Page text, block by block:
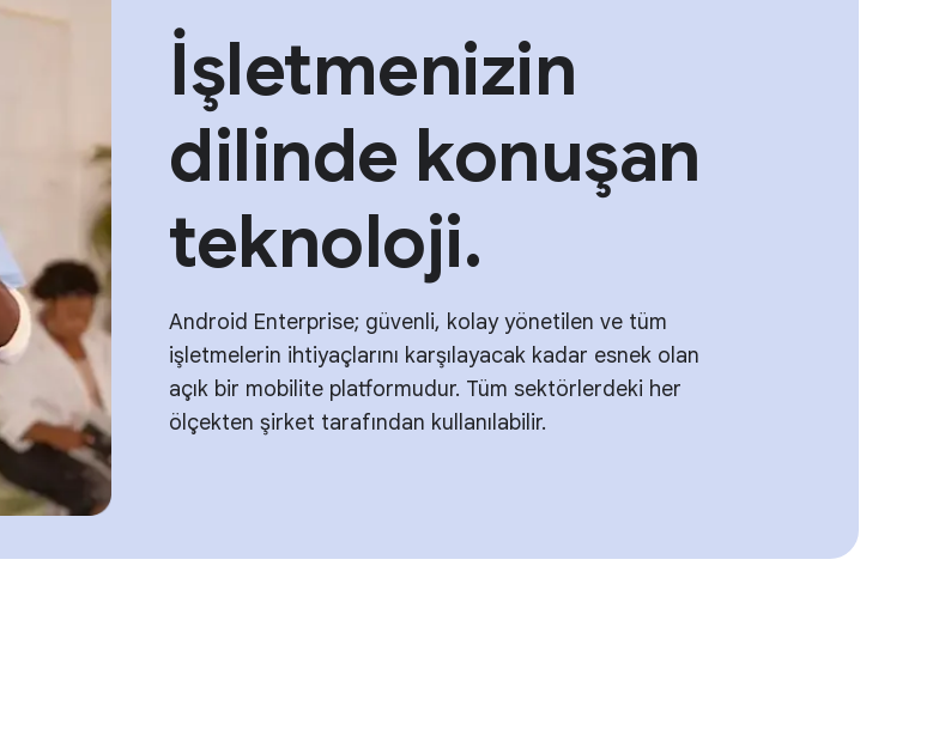
İşletmenizin
dilinde konuşan
teknoloji.
Android Enterprise; güvenli, kolay yönetilen ve tüm
işletmelerin ihtiyaçlarını karşılayacak kadar esnek olan
açık bir mobilite platformudur. Tüm sektörlerdeki her
ölçekten şirket tarafından kullanılabilir.